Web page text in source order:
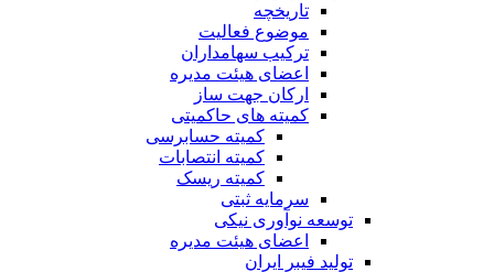
تاریخچه
موضوع فعالیت
ترکیب سهامداران
اعضای هیئت مدیره
ارکان جهت ساز
کمیته های حاکمیتی
کمیته حسابرسی
کمیته انتصابات
کمیته ریسک
سرمایه ثبتی
توسعه نوآوری نیکی
اعضای هیئت مدیره
تولید فیبر ایران